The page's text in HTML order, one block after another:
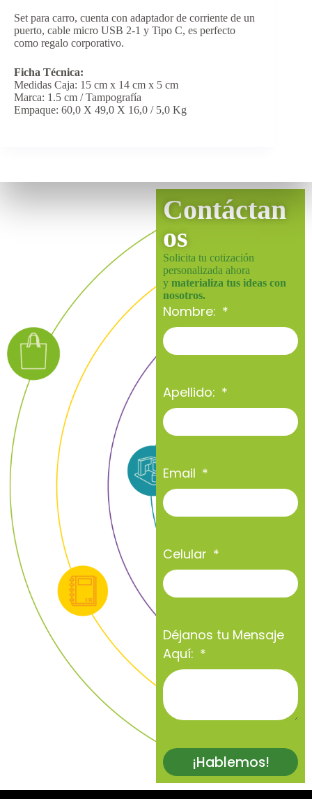
Set para carro, cuenta con adaptador de corriente de un
puerto, cable micro USB 2-1 y Tipo C, es perfecto
como regalo corporativo.
Ficha Técnica:
Medidas Caja: 15 cm x 14 cm x 5 cm
Marca: 1.5 cm / Tampografía
Empaque: 60,0 X 49,0 X 16,0 / 5,0 Kg
Contáctan
os
Solicita tu cotización
personalizada ahora
y materializa tus ideas con
nosotros.
Nombre:
Apellido:
Email
Celular
Déjanos tu Mensaje
Aquí:
¡Hablemos!